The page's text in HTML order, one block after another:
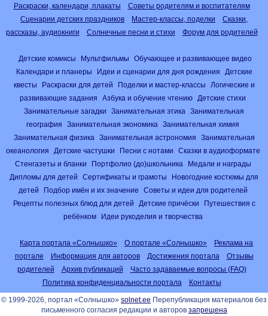
Раскраски, календари, плакаты
Советы родителям и воспитателям
Сценарии детских праздников
Мастер-классы, поделки
Сказки,
рассказы, аудиокниги
Солнечные песни и стихи Форум для родителей
Детские комиксы Мультфильмы
Обучающее и развивающее видео
Календари и планеры
Идеи и сценарии для дня рождения
Детские
квесты
Раскраски для детей Поделки и мастер-классы
Логические и
развивающие задания
Азбука и обучение чтению
Детские стихи
Занимательные загадки
Занимательная этика
Занимательная
география
Занимательная экономика
Занимательная химия
Занимательная физика
Занимательная астрономия
Занимательная
океанология
Детские частушки Песни с нотами
Сказки в аудиоформате
Стенгазеты и бланки
Портфолио (до)школьника
Медали и награды
Дипломы для детей
Сертификаты и грамоты
Новогодние костюмы для
детей
Подбор имён и их значение
Советы и идеи для родителей
Рецепты полезных блюд для детей
Детские причёски
Путешествия с
ребёнком
Идеи рукоделия и творчества
Карта портала «Солнышко» О портале «Солнышко»
Реклама на
портале
Информация для авторов Достижения портала
Отзывы
родителей
Архив публикаций
Часто задаваемые вопросы (FAQ)
Политика конфиденциальности портала
Контакты
© 1999-2026, портал «Солнышко» solnet.ee Перепубликация материалов без
письменного согласия редакции и авторов запрещена